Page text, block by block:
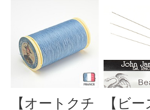
【オートクチ 【ビー